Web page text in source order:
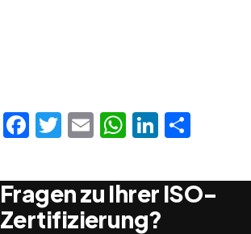
Facebook
Twitter
EmailWhatsApp
LinkedIn
Fragen zu Ihrer ISO-
Zertifizierung?